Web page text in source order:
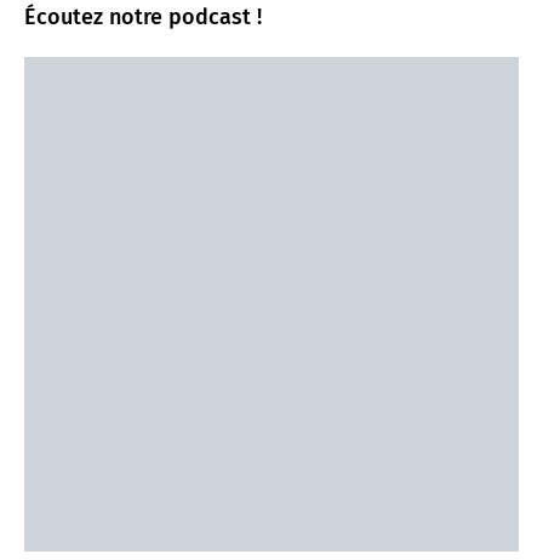
Écoutez notre podcast !